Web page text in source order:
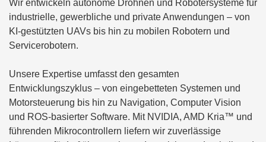
Wir entwickeln autonome Drohnen und Robotersysteme für
industrielle, gewerbliche und private Anwendungen – von
KI-gestützten UAVs bis hin zu mobilen Robotern und
Servicerobotern.
Unsere Expertise umfasst den gesamten
Entwicklungszyklus – von eingebetteten Systemen und
Motorsteuerung bis hin zu Navigation, Computer Vision
und ROS-basierter Software. Mit NVIDIA, AMD Kria™ und
führenden Mikrocontrollern liefern wir zuverlässige